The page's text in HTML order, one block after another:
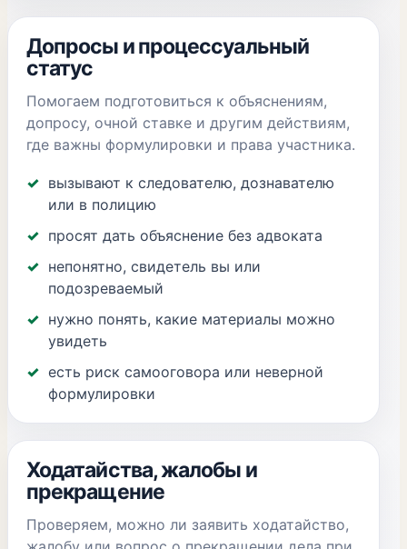
Допросы и процессуальный
статус
Помогаем подготовиться к объяснениям,
допросу, очной ставке и другим действиям,
где важны формулировки и права участника.
вызывают к следователю, дознавателю
или в полицию
просят дать объяснение без адвоката
непонятно, свидетель вы или
подозреваемый
нужно понять, какие материалы можно
увидеть
есть риск самооговора или неверной
формулировки
Ходатайства, жалобы и
прекращение
Проверяем, можно ли заявить ходатайство,